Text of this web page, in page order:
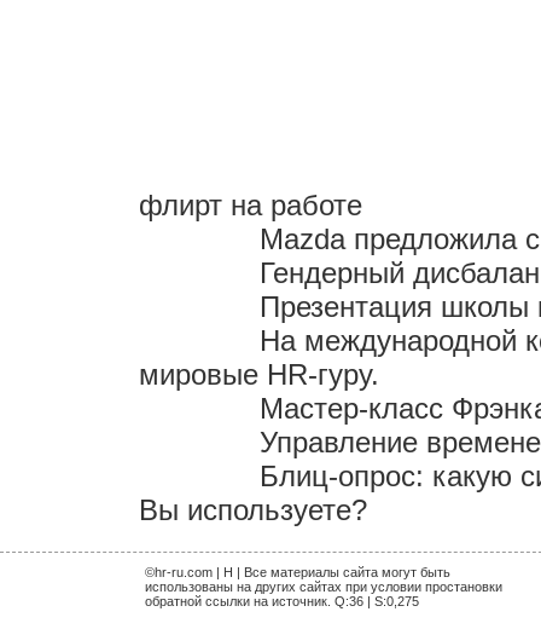
флирт на работе
Mazda предложила
Гендерный
Презентация школы
На международной
мировые HR-гуру.
Мастер-класс
Управление
Блиц-опрос: какую
Вы используете?
©hr-ru.com | H | Все материалы сайта могут быть
использованы на других сайтах при условии простановки
обратной ссылки на источник. Q:36 | S:0,275